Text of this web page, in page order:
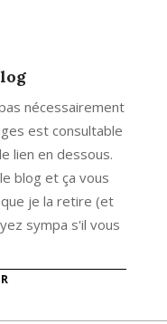
nécessairement
est consultable
lien en dessous.
blog et ça vous
je la retire (et
sympa s'il vous